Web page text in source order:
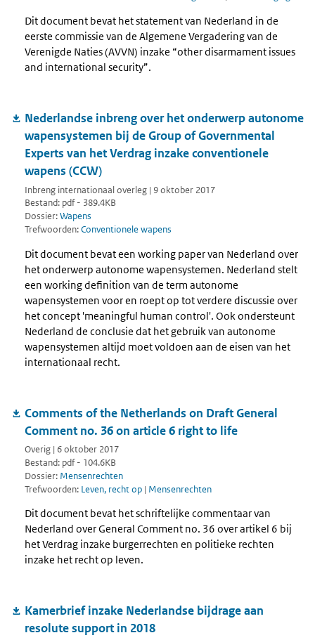
Dit document bevat het statement van Nederland in de
eerste commissie van de Algemene Vergadering van de
Verenigde Naties (AVVN) inzake “other disarmament issues
and international security”.
Nederlandse inbreng over het onderwerp autonome
wapensystemen bij de Group of Governmental
Experts van het Verdrag inzake conventionele
wapens (CCW)
Inbreng internationaal overleg | 9 oktober 2017
Bestand: pdf - 389.4KB
Dossier:Wapens
Trefwoorden:Conventionele wapens
Dit document bevat een working paper van Nederland over
het onderwerp autonome wapensystemen. Nederland stelt
een working definition van de term autonome
wapensystemen voor en roept op tot verdere discussie over
het concept 'meaningful human control'. Ook ondersteunt
Nederland de conclusie dat het gebruik van autonome
wapensystemen altijd moet voldoen aan de eisen van het
internationaal recht.
Comments of the Netherlands on Draft General
Comment no. 36 on article 6 right to life
Overig | 6 oktober 2017
Bestand: pdf - 104.6KB
Dossier: Mensenrechten
Trefwoorden: Leven, recht op | Mensenrechten
Dit document bevat het schriftelijke commentaar van
Nederland over General Comment no. 36 over artikel 6 bij
het Verdrag inzake burgerrechten en politieke rechten
inzake het recht op leven.
Kamerbrief inzake Nederlandse bijdrage aan
resolute support in 2018